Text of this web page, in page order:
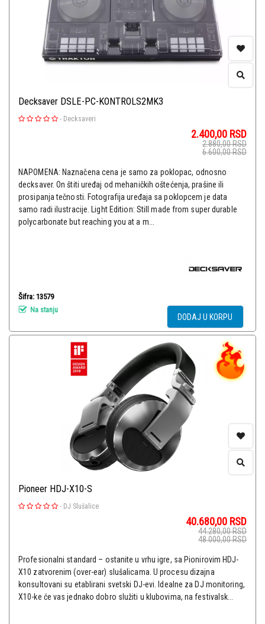
Decksaver DSLE-PC-KONTROLS2MK3
- Decksaveri
2.400,00 RSD
2.880,00RSD
6.600,00RSD
NAPOMENA: Naznačena cena je samo za poklopac, odnosno
decksaver. On štiti uređaj od mehaničkih oštećenja, prašine ili
prosipanja tečnosti. Fotografija uređaja sa poklopcem je data
samo radi ilustracije. Light Edition: Still made from super durable
polycarbonate but reaching you at a m...
Šifra: 13579
Na stanju
DODAJ U KORPU
Pioneer HDJ-X10-S
- DJ Slušalice
40.680,00 RSD
44.280,00RSD
48.000,00RSD
Profesionalni standard – ostanite u vrhu igre, sa Pionirovim HDJ-
X10 zatvorenim (over-ear) slušalicama. U procesu dizajna
konsultovani su etablirani svetski DJ-evi. Idealne za DJ monitoring,
X10-ke će vas jednako dobro služiti u klubovima, na festivalsk...